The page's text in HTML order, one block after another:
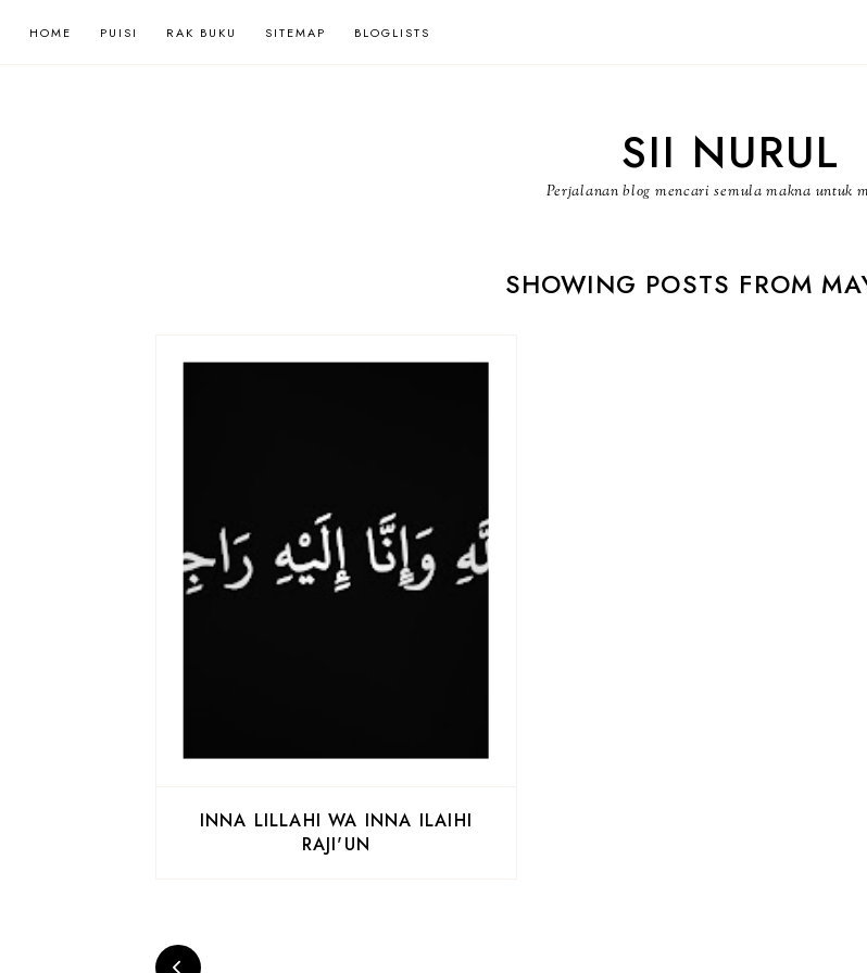
HOME PUISI RAK BUKU SITEMAP BLOGLISTS
SII NURUL
Perjalanan blog mencari semula makna untuk
SHOWING POSTS FROM
INNA LILLAHI WA INNA ILAIHI
RAJI'UN